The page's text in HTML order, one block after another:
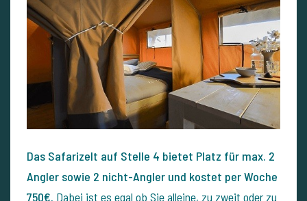
Das Safarizelt auf Stelle 4 bietet Platz für max. 2
Angler sowie 2 nicht-Angler und kostet per Woche
750€. Dabei ist es egal ob Sie alleine, zu zweit oder zu